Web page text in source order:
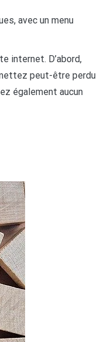
avec un menu
internet. D’abord,
peut-être perdu
également aucun